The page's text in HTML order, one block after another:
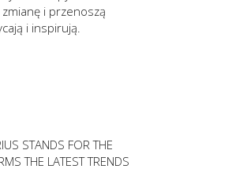
i przenoszą
i inspirują.
STANDS FOR THE
THE LATEST TRENDS